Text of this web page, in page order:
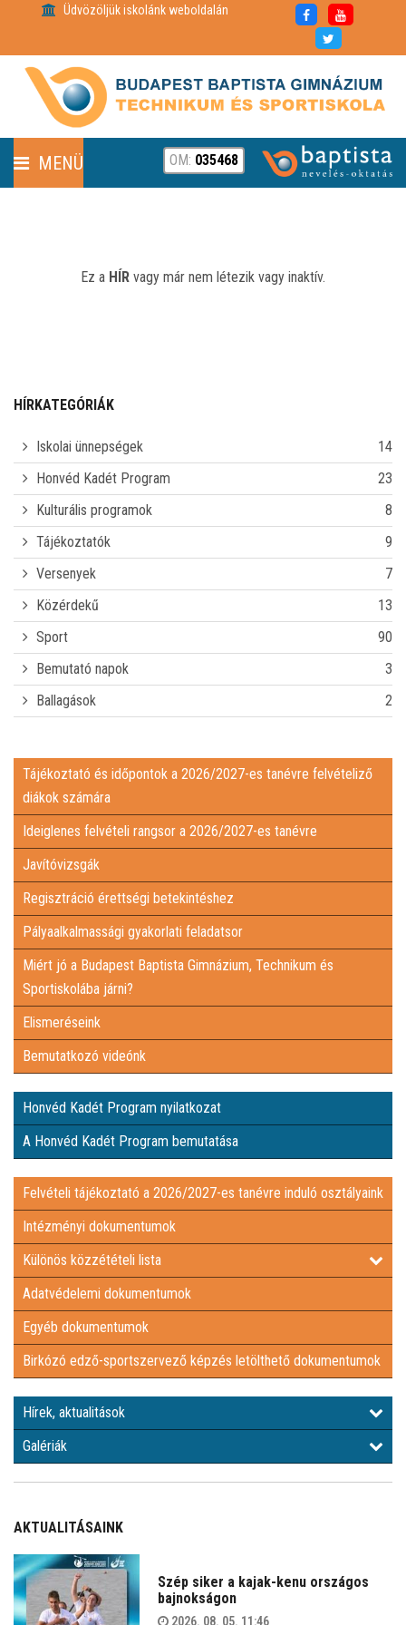
Üdvözöljük iskolánk weboldalán
MENÜ
CSENGETÉSI REND
E-NAPLÓ
KAPCSOLAT
TÁJÉKOZTATÓ ÉS IDŐPONTOK A 2026/2027-ES TANÉVRE
FELVÉTELIZŐ DIÁKOK SZÁMÁRA
IDEIGLENES FELVÉTELI RANGSOR A 2026/2027-ES TANÉVRE
JAVÍTÓVIZSGÁK
REGISZTRÁCIÓ ÉRETTSÉGI BETEKINTÉSHEZ
PÁLYAALKALMASSÁGI GYAKORLATI FELADATSOR
MIÉRT JÓ A BUDAPEST BAPTISTA GIMNÁZIUM, TECHNIKUM
ÉS SPORTISKOLÁBA JÁRNI?
ELISMERÉSEINK
BEMUTATKOZÓ VIDEÓNK
HONVÉD KADÉT PROGRAM NYILATKOZAT
A HONVÉD KADÉT PROGRAM BEMUTATÁSA
FELVÉTELI TÁJÉKOZTATÓ A 2026/2027-ES TANÉVRE INDULÓ
OSZTÁLYAINK
INTÉZMÉNYI DOKUMENTUMOK
KÜLÖNÖS KÖZZÉTÉTELI LISTA
ADATVÉDELEMI DOKUMENTUMOK
EGYÉB DOKUMENTUMOK
BIRKÓZÓ EDZŐ-SPORTSZERVEZŐ KÉPZÉS LETÖLTHETŐ
DOKUMENTUMOK
HÍREK, AKTUALITÁSOK
GALÉRIÁK
OM: 035468
HÍRKATEGÓRIÁK
Iskolai ünnepségek
14
Honvéd Kadét Program
23
Kulturális programok
8
Tájékoztatók
9
Versenyek
7
Közérdekű
13
Sport
90
Bemutató napok
3
Ballagások
2
Tájékoztató és időpontok a 2026/2027-es tanévre felvételiző
diákok számára
Ideiglenes felvételi rangsor a 2026/2027-es tanévre
Javítóvizsgák
Regisztráció érettségi betekintéshez
Pályaalkalmassági gyakorlati feladatsor
Miért jó a Budapest Baptista Gimnázium, Technikum és
Sportiskolába járni?
Elismeréseink
Bemutatkozó videónk
Honvéd Kadét Program nyilatkozat
A Honvéd Kadét Program bemutatása
Felvételi tájékoztató a 2026/2027-es tanévre induló osztályaink
Intézményi dokumentumok
Különös közzétételi lista
Adatvédelemi dokumentumok
Egyéb dokumentumok
Birkózó edző-sportszervező képzés letölthető dokumentumok
Hírek, aktualitások
Galériák
AKTUALITÁSAINK
Szép siker a kajak-kenu országos
bajnokságon
2026. 08. 05. 11:46
Ez a HÍR vagy már nem létezik vagy inaktív.